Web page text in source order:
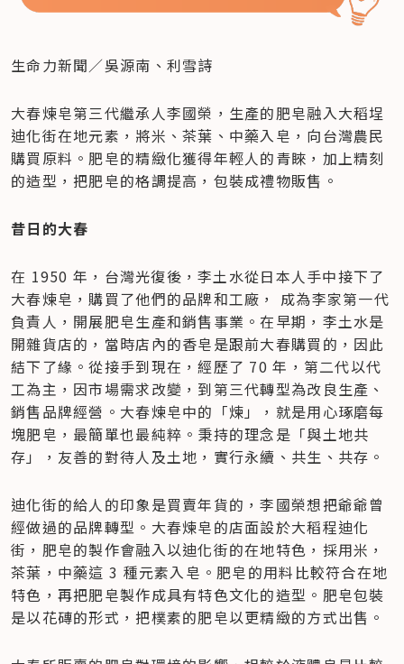
生命力新聞／吳源南、利雪詩
大春煉皂第三代繼承人李國榮，生產的肥皂融入大稻埕
迪化街在地元素，將米、茶葉、中藥入皂，向台灣農民
購買原料。肥皂的精緻化獲得年輕人的青睞，加上精刻
的造型，把肥皂的格調提高，包裝成禮物販售。
昔日的大春
在 1950 年，台灣光復後，李土水從日本人手中接下了
大春煉皂，購買了他們的品牌和工廠， 成為李家第一代
負責人，開展肥皂生產和銷售事業。在早期，李土水是
開雜貨店的，當時店內的香皂是跟前大春購買的，因此
結下了緣。從接手到現在，經歷了 70 年，第二代以代
工為主，因市場需求改變，到第三代轉型為改良生產、
銷售品牌經營。大春煉皂中的「煉」，就是用心琢磨每
塊肥皂，最簡單也最純粹。秉持的理念是「與土地共
存」，友善的對待人及土地，實行永續、共生、共存。
迪化街的給人的印象是買賣年貨的，李國榮想把爺爺曾
經做過的品牌轉型。大春煉皂的店面設於大稻程迪化
街，肥皂的製作會融入以迪化街的在地特色，採用米，
茶葉，中藥這 3 種元素入皂。肥皂的用料比較符合在地
特色，再把肥皂製作成具有特色文化的造型。肥皂包裝
是以花磚的形式，把樸素的肥皂以更精緻的方式出售。